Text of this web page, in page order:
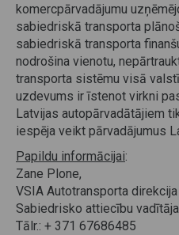
komercpārvadājumu
sabiedriskā transporta
sabiedriskā transporta
nodrošina vienotu,
transporta sistēmu visā
uzdevums ir īstenot virkni
Latvijas autopārvadātājiem
iespēja veikt pārvadājumus
Papildu informācijai:
Zane Plone,
VSIA Autotransporta direkcija
Sabiedrisko attiecību vadītāja
Tālr.: + 371 67686485